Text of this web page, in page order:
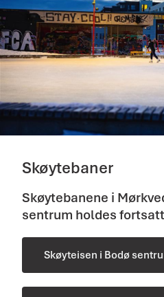
Skøytebaner
Skøytebanene i
sentrum holdes
Skøyteisen i Bodø